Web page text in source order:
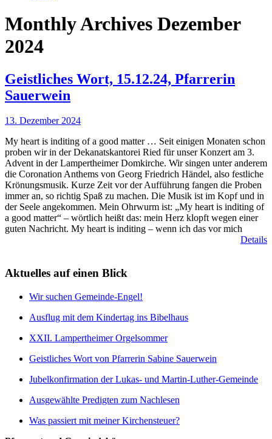
Monthly Archives Dezember
2024
Geistliches Wort, 15.12.24, Pfarrerin
Sauerwein
13. Dezember 2024
My heart is inditing of a good matter … Seit einigen Monaten schon
proben wir in der Dekanatskantorei Ried für unser Konzert am 3.
Advent in der Lampertheimer Domkirche. Wir singen unter anderem
die Coronation Anthems von Georg Friedrich Händel, also festliche
Krönungsmusik. Kurze Zeit vor der Aufführung fangen die Proben
immer an, so richtig Spaß zu machen. Die Musik ist im Kopf und in
der Seele angekommen. Mein Ohrwurm ist: „My heart is inditing of
a good matter“ – wörtlich heißt das: mein Herz klopft wegen einer
guten Nachricht. My heart is inditing – wenn ich das vor mich
Details
Aktuelles auf einen Blick
Wir suchen Gemeinde-Engel!
Ausflug mit dem Kindertag ins Bibelhaus
XXII. Lampertheimer Orgelsommer
Geistliches Wort von Pfarrerin Sabine Sauerwein
Jubelkonfirmation der Lukas- und Martin-Luther-Gemeinde
Ausgewählte Predigten zum Nachlesen
Was passiert mit meiner Kirchensteuer?